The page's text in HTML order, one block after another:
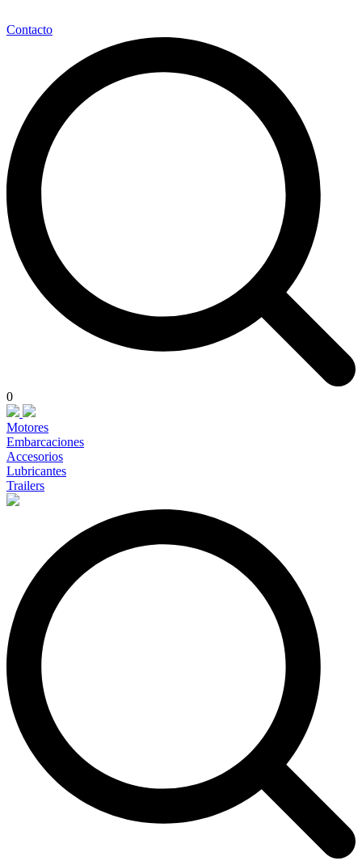
Contacto
0
Motores
Embarcaciones
Accesorios
Lubricantes
Trailers